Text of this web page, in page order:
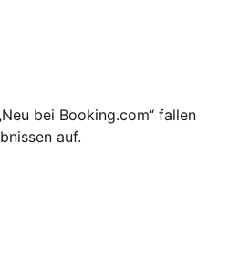
bei Booking.com“ fallen
auf.